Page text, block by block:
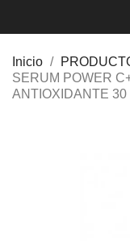
Inicio
SERUM POWER
ANTIOXIDANTE 30